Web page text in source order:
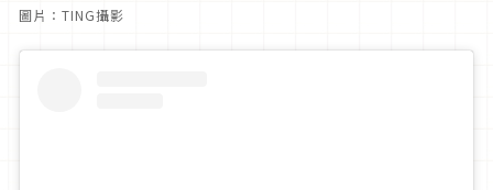
圖片：TING攝影